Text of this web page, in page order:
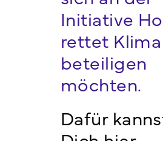
Initiative
rettet Klima
beteiligen
möchten.
Dafür